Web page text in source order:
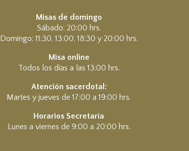
Misas de domingo
Sábado: 20:00 hrs.
Domingo: 11:30, 13:00, 18:30 y 20:00 hrs.
Misa online
Todos los días a las 13:00 hrs.
Atención sacerdotal:
Martes y jueves de 17:00 a 19:00 hrs.
Horarios Secretaría
Lunes a viernes de 9:00 a 20:00 hrs.